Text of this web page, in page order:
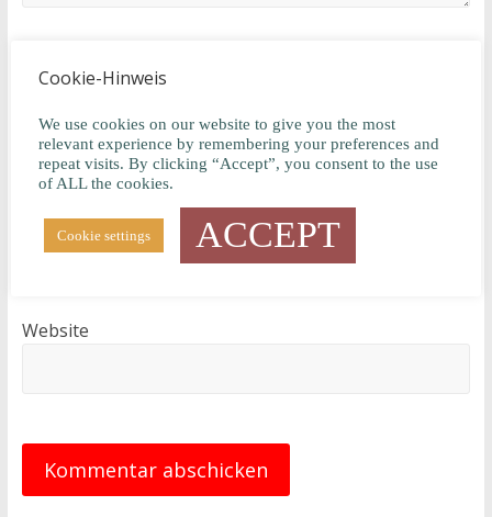
Name*
Website
Cookie-Hinweis
We use cookies on our website to give you the most
relevant experience by remembering your preferences and
repeat visits. By clicking “Accept”, you consent to the use
of ALL the cookies.
Cookie settings ACCEPT